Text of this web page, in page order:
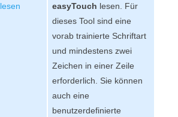
lesen
easyTouch lesen. Für
dieses Tool sind eine
vorab trainierte Schriftart
und mindestens zwei
Zeichen in einer Zeile
erforderlich. Sie können
auch eine
benutzerdefinierte